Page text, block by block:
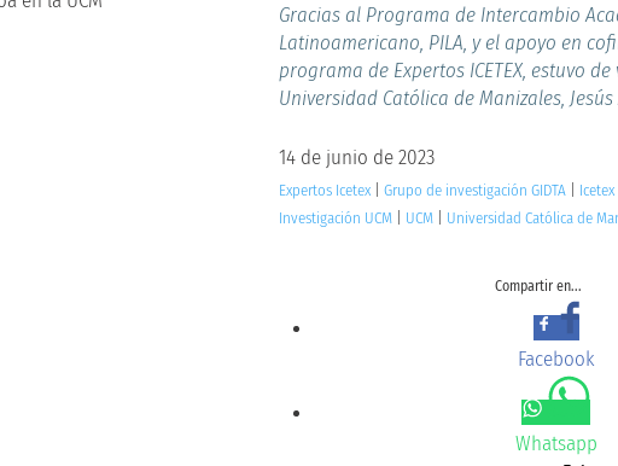
Gracias al Programa de Intercambio
Latinoamericano, PILA, y el apoyo en
programa de Expertos ICETEX, estuvo
Universidad Católica de Manizales,
14 de junio de 2023
Expertos Icetex |Grupo de investigación GIDTA Icetex
Investigación UCM
UCM Universidad Católica de
Compartir en...
Facebook
Whatsapp